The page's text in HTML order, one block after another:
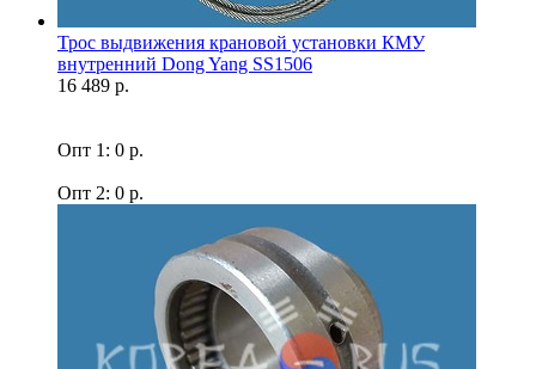
Трос выдвижения крановой установки КМУ
внутренний Dong Yang SS1506
16 489 р.
Опт 1: 0 р.
Опт 2: 0 р.